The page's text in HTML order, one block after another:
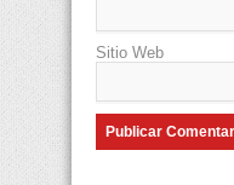
Sitio Web